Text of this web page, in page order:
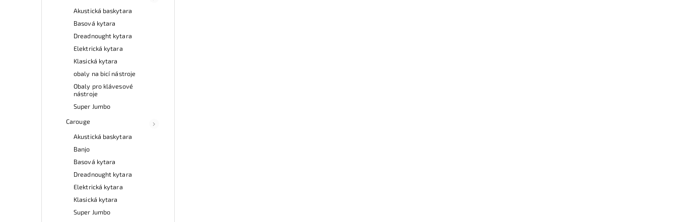
Akustická baskytara
Basová kytara
Dreadnought kytara
Elektrická kytara
Klasická kytara
obaly na bicí nástroje
Obaly pro klávesové
nástroje
Super Jumbo
Carouge
Akustická baskytara
Banjo
Basová kytara
Dreadnought kytara
Elektrická kytara
Klasická kytara
Super Jumbo